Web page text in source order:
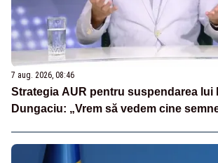
7 aug. 2026, 08:46
Strategia AUR pentru suspendarea lui
Dungaciu: „Vrem să vedem cine